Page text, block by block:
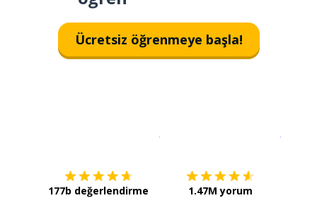
Ücretsiz öğrenmeye başla!
177b değerlendirme 1.47M yorum